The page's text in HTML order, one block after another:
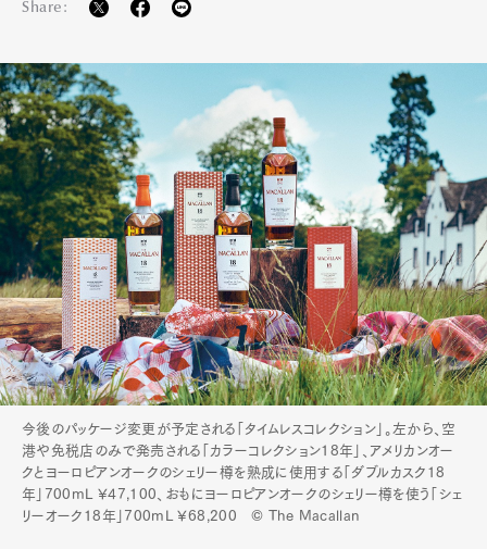
Official Columnist
Pen Meet
Pen international Pen tw
Share:
今後のパッケージ変更が予定される「タイムレスコレクション」。左から、空
港や免税店のみで発売される「カラーコレクション18年」、アメリカンオー
クとヨーロピアンオークのシェリー樽を熟成に使用する「ダブルカスク18
年」700mL ¥47,100、おもにヨーロピアンオークのシェリー樽を使う「シェ
リーオーク18年」700mL ¥68,200 © The Macallan